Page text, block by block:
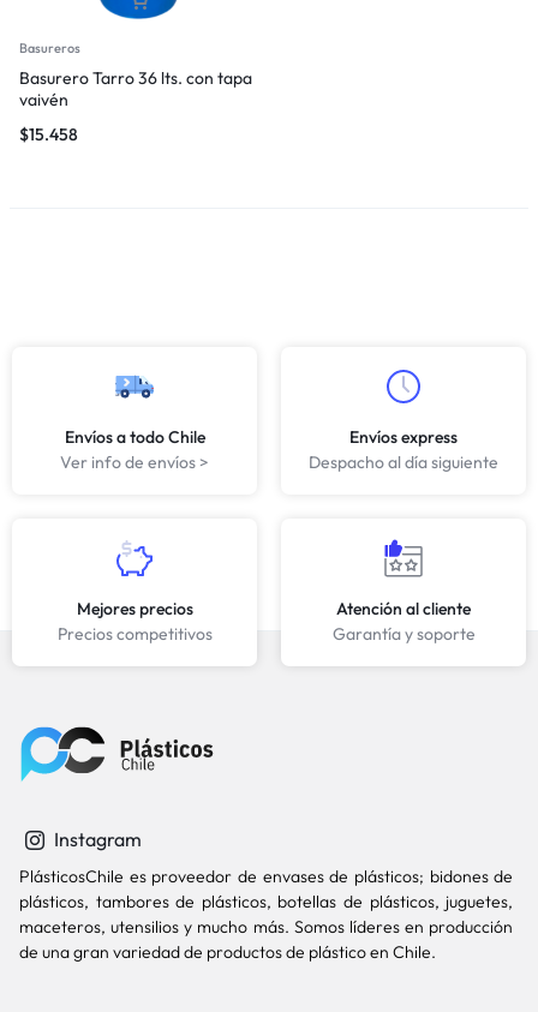
Basureros
Basurero Tarro 36 lts. con tapa
vaivén
$15.458
Envíos a todo Chile
Ver info de envíos >
Envíos express
Despacho al día siguiente
Mejores precios
Precios competitivos
Atención al cliente
Garantía y soporte
Instagram
PlásticosChile es proveedor de envases de plásticos; bidones de
plásticos, tambores de plásticos, botellas de plásticos, juguetes,
maceteros, utensilios y mucho más. Somos líderes en producción
de una gran variedad de productos de plástico en Chile.